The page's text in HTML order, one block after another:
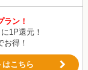
ラン！
1P還元！
お得！
はこちら